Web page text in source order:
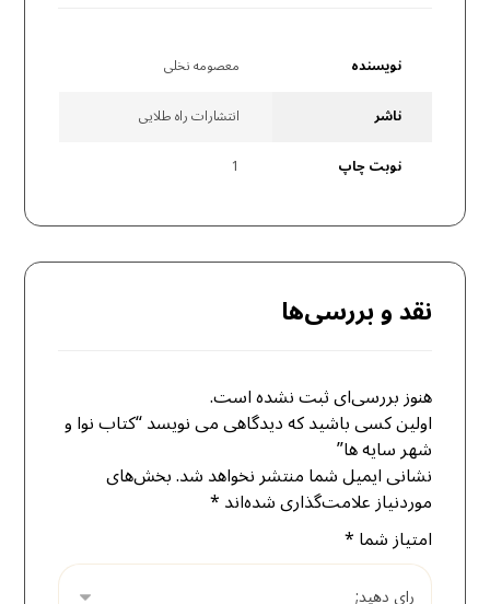
نویسنده
معصومه نخلی
ناشر
انتشارات راه طلایی
نوبت چاپ
1
نقد و بررسی‌ها
هنوز بررسی‌ای ثبت نشده است.
اولین کسی باشید که دیدگاهی می نویسد “کتاب نوا و
شهر سایه ها”
نشانی ایمیل شما منتشر نخواهد شد.بخش‌های
موردنیاز علامت‌گذاری شده‌اند*
امتیاز شما*